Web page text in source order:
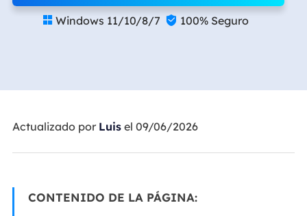
 Windows 11/10/8/7  100% Seguro
Actualizado por Luisel 09/06/2026
CONTENIDO DE LA PÁGINA: